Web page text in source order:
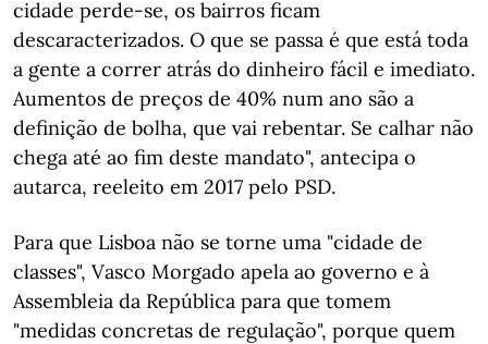
cidade perde-se, os bairros ficam
descaracterizados. O que se passa é que está toda
a gente a correr atrás do dinheiro fácil e imediato.
Aumentos de preços de 40% num ano são a
definição de bolha, que vai rebentar. Se calhar não
chega até ao fim deste mandato", antecipa o
autarca, reeleito em 2017 pelo PSD.
Para que Lisboa não se torne uma "cidade de
classes", Vasco Morgado apela ao governo e à
Assembleia da República para que tomem
"medidas concretas de regulação", porque quem